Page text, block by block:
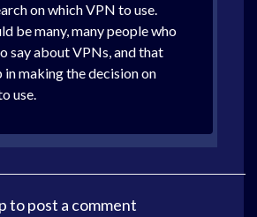
on which VPN to use.
be many, many people who
say about VPNs, and that
in making the decision on
use.
to post a comment